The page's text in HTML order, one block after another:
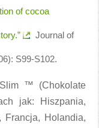
of cocoa
Journal of
S99-S102.
™ (Chokolate
jak: Hiszpania,
Francja, Holandia,